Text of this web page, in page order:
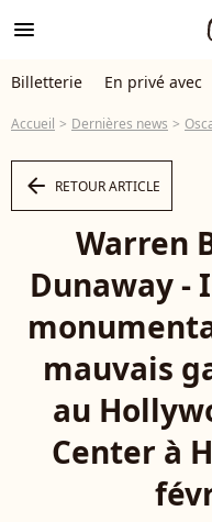
menu
Billetterie En privé avec
Accueil Dernières news Oscars
arrow_left RETOUR ARTICLE
Warren
Dunaway -
mauvais
au
Center à